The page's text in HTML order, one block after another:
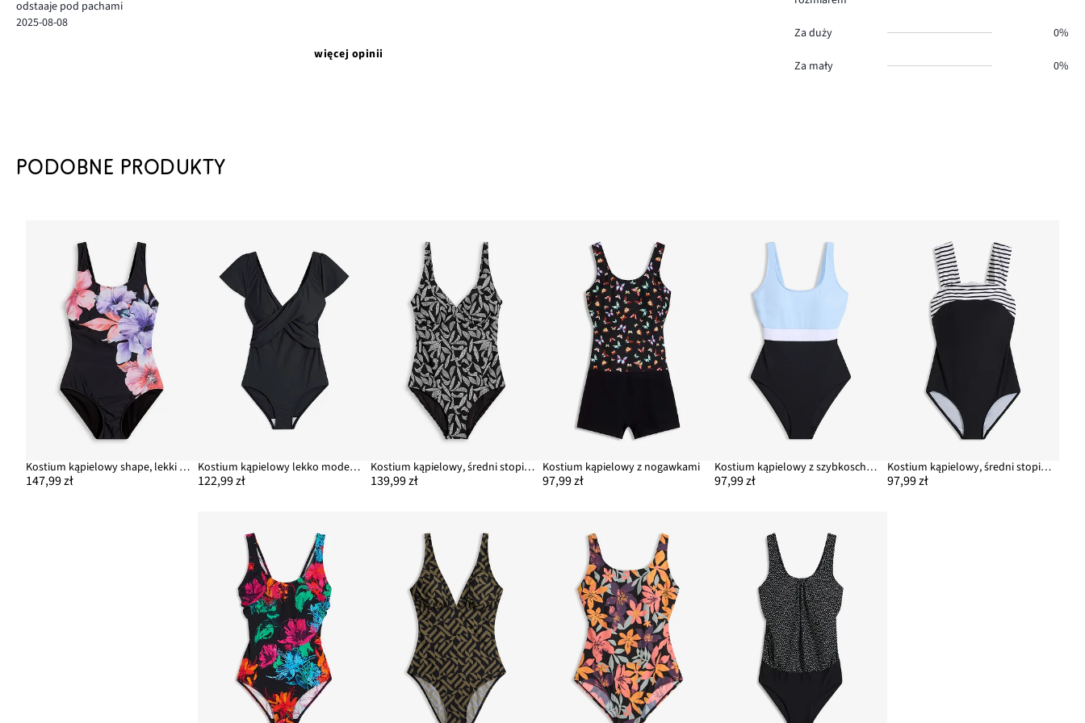
odstaaje pod pachami
2025-08-08
więcej opinii
Za duży 0%
Za mały 0%
PODOBNE PRODUKTY
Kostium kąpielowy shape, lekki stopień modelowania sylwetki
147,99 zł
Kostium kąpielowy lekko modelujący sylwetkę
122,99 zł
Kostium kąpielowy, średni stopień modelowania sylwetki
139,99 zł
Kostium kąpielowy z nogawkami
97,99 zł
Kostium kąpielowy z szybkoschnącego materiału, z blokami kolorów
97,99 zł
Kostium kąpielowy, średni stopień modelowania sylwetki, na szerokich ramiączkach
97,99 zł